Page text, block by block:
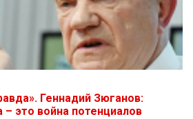
Геннадий Зюганов:
это война потенциалов